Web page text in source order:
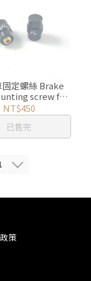
螺絲 Brake
screw for
EE
NT$450
已售完
策